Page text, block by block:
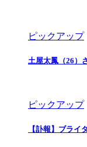
ピックアップ
土屋太鳳（26）
ピックアップ
【訃報】ブライ